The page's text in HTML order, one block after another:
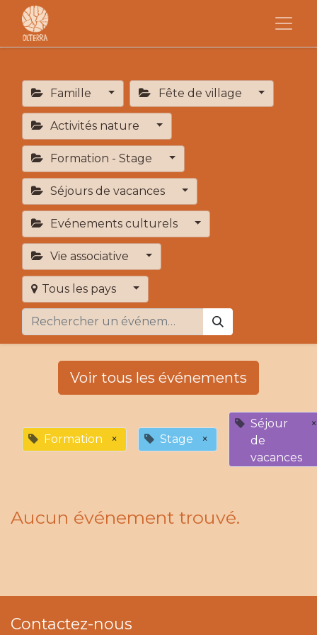
Famille Fête de village
Activités nature
Formation - Stage
Séjours de vacances
Evénements culturels
Vie associative
Tous les pays
Voir tous les événements
Formation × Stage ×
Séjour
de
vacances
×
Aucun événement trouvé.
Contactez-nous